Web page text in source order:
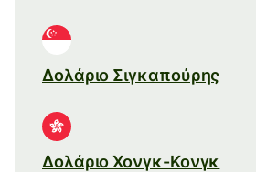
Δολάριο Σιγκαπούρης
Δολάριο Χονγκ-Κονγκ